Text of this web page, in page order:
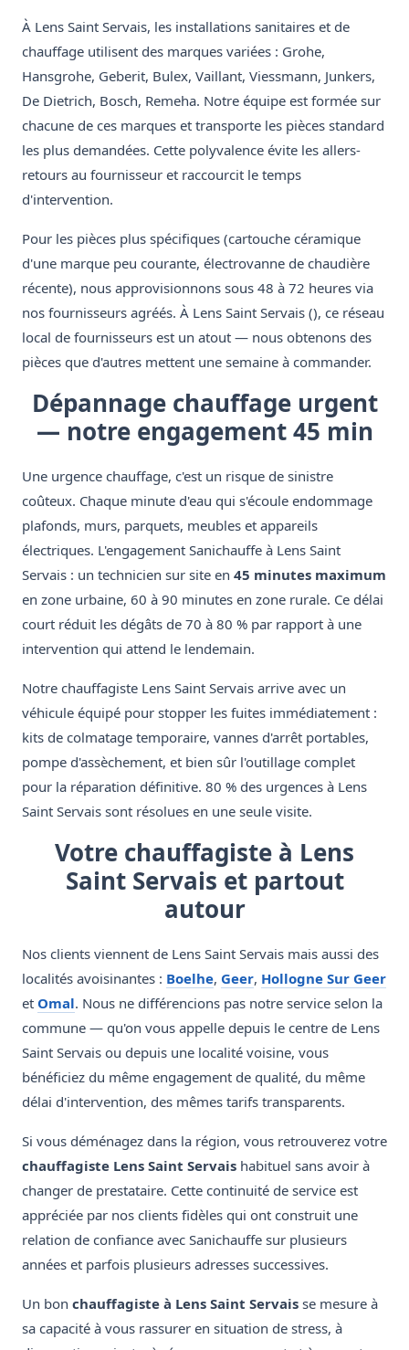
À Lens Saint Servais, les installations sanitaires et de
chauffage utilisent des marques variées : Grohe,
Hansgrohe, Geberit, Bulex, Vaillant, Viessmann, Junkers,
De Dietrich, Bosch, Remeha. Notre équipe est formée sur
chacune de ces marques et transporte les pièces standard
les plus demandées. Cette polyvalence évite les allers-
retours au fournisseur et raccourcit le temps
d'intervention.
Pour les pièces plus spécifiques (cartouche céramique
d'une marque peu courante, électrovanne de chaudière
récente), nous approvisionnons sous 48 à 72 heures via
nos fournisseurs agréés. À Lens Saint Servais (), ce réseau
local de fournisseurs est un atout — nous obtenons des
pièces que d'autres mettent une semaine à commander.
Dépannage chauffage urgent
— notre engagement 45 min
Une urgence chauffage, c'est un risque de sinistre
coûteux. Chaque minute d'eau qui s'écoule endommage
plafonds, murs, parquets, meubles et appareils
électriques. L'engagement Sanichauffe à Lens Saint
Servais : un technicien sur site en 45 minutes maximum
en zone urbaine, 60 à 90 minutes en zone rurale. Ce délai
court réduit les dégâts de 70 à 80 % par rapport à une
intervention qui attend le lendemain.
Notre chauffagiste Lens Saint Servais arrive avec un
véhicule équipé pour stopper les fuites immédiatement :
kits de colmatage temporaire, vannes d'arrêt portables,
pompe d'assèchement, et bien sûr l'outillage complet
pour la réparation définitive. 80 % des urgences à Lens
Saint Servais sont résolues en une seule visite.
Votre chauffagiste à Lens
Saint Servais et partout
autour
Nos clients viennent de Lens Saint Servais mais aussi des
localités avoisinantes : Boelhe, Geer, Hollogne Sur Geer
et Omal. Nous ne différencions pas notre service selon la
commune — qu'on vous appelle depuis le centre de Lens
Saint Servais ou depuis une localité voisine, vous
bénéficiez du même engagement de qualité, du même
délai d'intervention, des mêmes tarifs transparents.
Si vous déménagez dans la région, vous retrouverez votre
chauffagiste Lens Saint Servais habituel sans avoir à
changer de prestataire. Cette continuité de service est
appréciée par nos clients fidèles qui ont construit une
relation de confiance avec Sanichauffe sur plusieurs
années et parfois plusieurs adresses successives.
Un bon chauffagiste à Lens Saint Servais se mesure à
sa capacité à vous rassurer en situation de stress, à